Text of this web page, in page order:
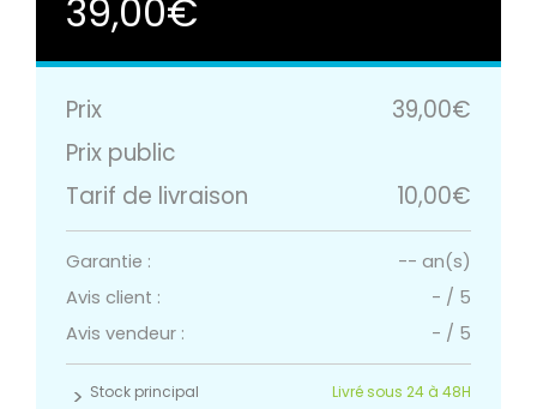
39,00€
Prix
39,00€
Prix public
Tarif de livraison
10,00€
Garantie :
-- an(s)
Avis client :
- / 5
Avis vendeur :
- / 5
Stock principal Livré sous 24 à 48H